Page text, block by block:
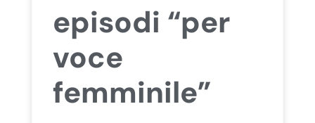
episodi “per
voce
femminile”